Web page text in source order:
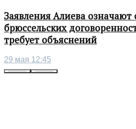
Заявления Алиева означают
брюссельских
требует объяснений
29 мая 12:45